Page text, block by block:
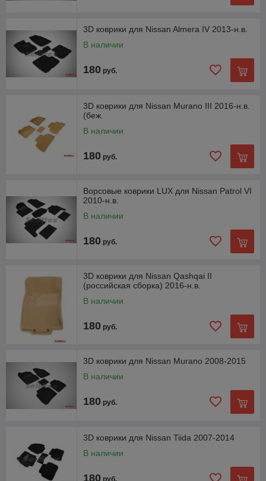
3D коврики для Nissan Almera IV 2013-н.в.
В наличии
180 руб.
3D коврики для Nissan Murano III 2016-н.в.
(беж.
В наличии
180 руб.
Ворсовые коврики LUX для Nissan Patrol VI
2010-н.в.
В наличии
180 руб.
3D коврики для Nissan Qashqai II
(российская сборка) 2016-н.в.
В наличии
180 руб.
3D коврики для Nissan Murano 2008-2015
В наличии
180 руб.
3D коврики для Nissan Tiida 2007-2014
В наличии
180